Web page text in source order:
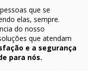
que se
elas, sempre.
do nosso
que atendam
e a segurança
para nós.